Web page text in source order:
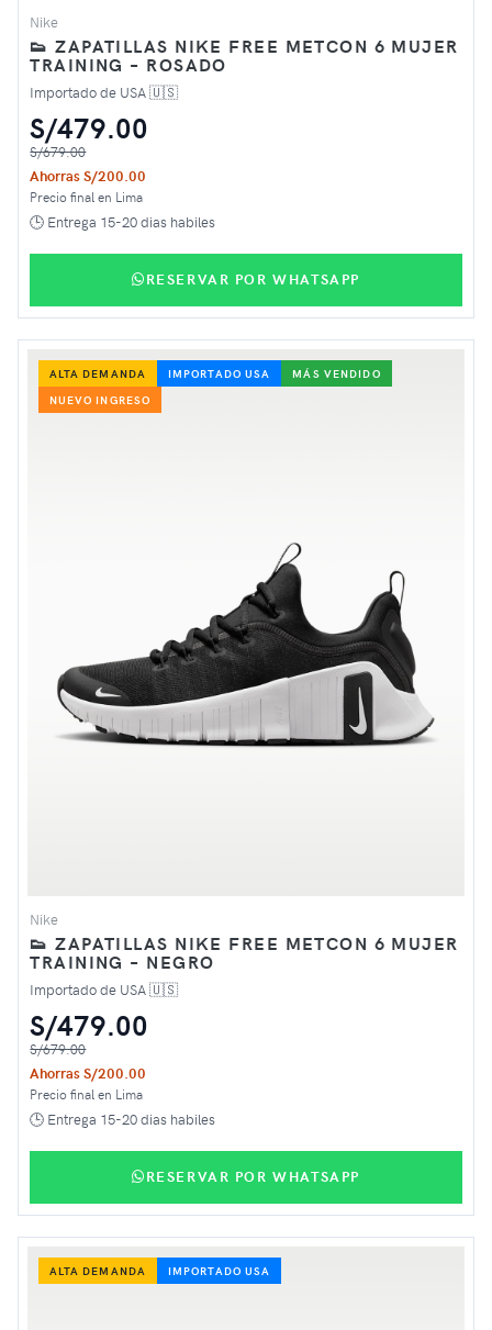
Nike
👟 ZAPATILLAS NIKE FREE METCON 6 MUJER
TRAINING – ROSADO
Importado de USA 🇺🇸
S/479.00
S/679.00
Ahorras S/200.00
Precio final en Lima
🕒 Entrega 15-20 dias habiles
RESERVAR POR WHATSAPP
ALTA DEMANDA IMPORTADO USA
MÁS VENDIDO
NUEVO INGRESO
Nike
👟 ZAPATILLAS NIKE FREE METCON 6 MUJER
TRAINING – NEGRO
Importado de USA 🇺🇸
S/479.00
S/679.00
Ahorras S/200.00
Precio final en Lima
🕒 Entrega 15-20 dias habiles
RESERVAR POR WHATSAPP
ALTA DEMANDA IMPORTADO USA